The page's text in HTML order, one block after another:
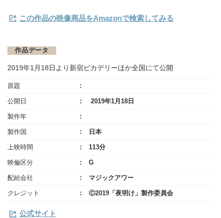
この作品の映像商品をAmazonで検索してみる
作品データ
2019年1月18日より新宿ピカデリーほか全国にて公開
原題
公開日 2019年1月18日
製作年
製作国 日本
上映時間 113分
映倫区分 G
配給会社 マジックアワー
クレジット Ⓒ2019「夜明け」製作委員会
公式サイト